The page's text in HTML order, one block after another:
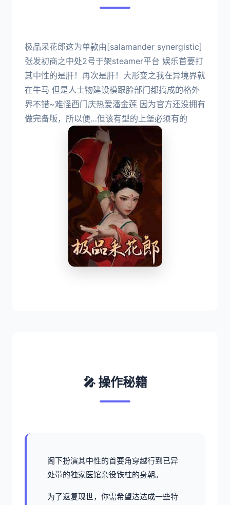
极品采花郎这为单款由[salamander synergistic]
张发初商之中处2号于架steamer平台 娱乐首要打
其中性的是肝！再次是肝！大形变之我在异境界就
在牛马 但是人士物建设模跟脸部门都搞成的格外
界不错~难怪西门庆热爱潘金莲 因为官方还没拥有
做完备版，所以便…但该有型的上堡必须有的
🎤 操作秘籍
阁下扮演其中性的首要角穿越行到已异
处带的独家医馆杂役铁柱的身朝。
为了返复现世，你需希望达达成一些特